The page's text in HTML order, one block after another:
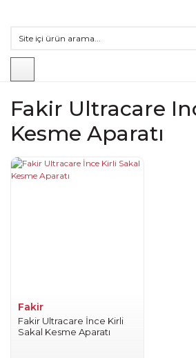
Fakir Ultracare
Kesme Aparatı
Fakir
Fakir Ultracare İnce Kirli
Sakal Kesme Aparatı